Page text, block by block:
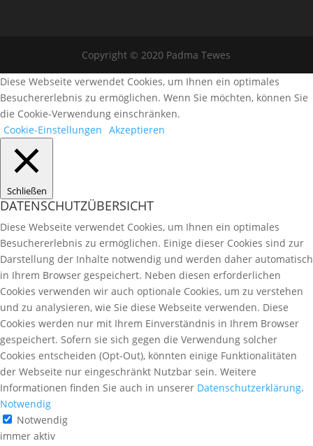
Copyright © 2020 Padma Tewes
Diese Webseite verwendet Cookies, um Ihnen ein optimales
Besuchererlebnis zu ermöglichen. Wenn Sie möchten, können Sie
die Cookie-Verwendung einschränken.
Cookie-Einstellungen Akzeptieren
Schließen
DATENSCHUTZÜBERSICHT
Diese Webseite verwendet Cookies, um Ihnen ein optimales
Besuchererlebnis zu ermöglichen. Einige dieser Cookies sind zur
Darstellung der Inhalte notwendig und werden daher automatisch
in Ihrem Browser gespeichert. Neben diesen erforderlichen
Cookies verwenden wir auch optionale Cookies, um zu verstehen
und zu analysieren, wie Sie diese Webseite verwenden. Diese
Cookies werden nur mit Ihrem Einverständnis in Ihrem Browser
gespeichert. Sofern sie sich gegen die Verwendung solcher
Cookies entscheiden (Opt-Out), könnten einige Funktionalitäten
der Webseite nur eingeschränkt Nutzbar sein. Weitere
Informationen finden Sie auch in unserer Datenschutzerklärung.
Notwendig
Notwendig
immer aktiv